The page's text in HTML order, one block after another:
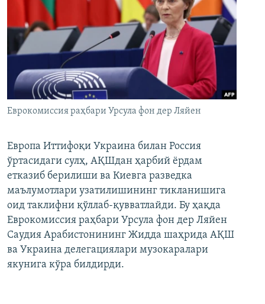
Еврокомиссия раҳбари Урсула фон дер Ляйен
Европа Иттифоқи Украина билан Россия
ўртасидаги сулҳ, АҚШдан ҳарбий ёрдам
етказиб берилиши ва Киевга разведка
маълумотлари узатилишининг тикланишига
оид таклифни қўллаб-қувватлайди. Бу ҳақда
Еврокомиссия раҳбари Урсула фон дер Ляйен
Саудия Арабистонининг Жидда шаҳрида АҚШ
ва Украина делегациялари музокаралари
якунига кўра билдирди.